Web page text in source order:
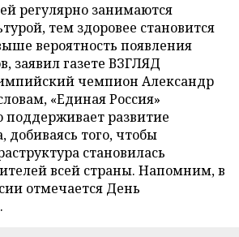
регулярно занимаются
тем здоровее становится
вероятность появления
заявил газете ВЗГЛЯД
чемпион Александр
«Единая Россия»
поддерживает развитие
добиваясь того, чтобы
становилась
всей страны. Напомним, в
отмечается День